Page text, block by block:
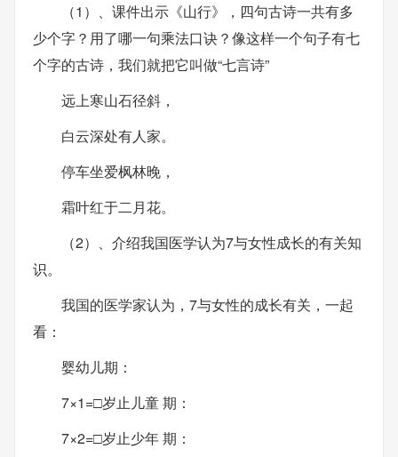
（1）、课件出示《山行》，四句古诗一共有多
少个字？用了哪一句乘法口诀？像这样一个句子有七
个字的古诗，我们就把它叫做“七言诗”
远上寒山石径斜，
白云深处有人家。
停车坐爱枫林晚，
霜叶红于二月花。
（2）、介绍我国医学认为7与女性成长的有关知
识。
我国的医学家认为，7与女性的成长有关，一起
看：
婴幼儿期：
7×1=□岁止儿童 期：
7×2=□岁止少年 期：